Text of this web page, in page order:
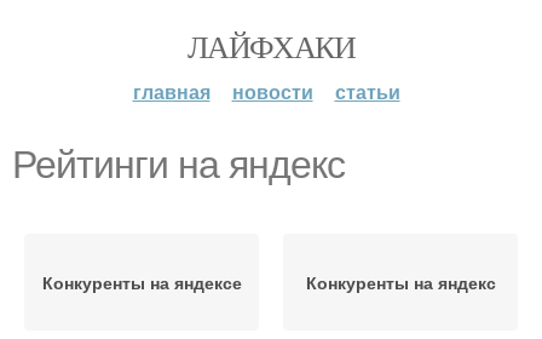
ЛАЙФХАКИ
главная новости статьи
Рейтинги на яндекс
Конкуренты на яндексе Конкуренты на яндекс